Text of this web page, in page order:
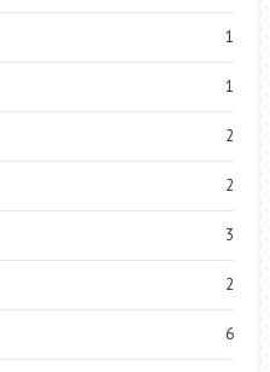
1
1
2
2
3
2
6